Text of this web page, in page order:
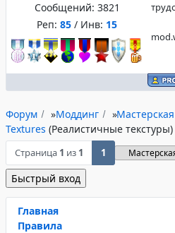
Сообщений: 3821
Реп: 85 / Инв: 15
Форум »Моддинг »Мастерская
Textures (Реалистичные текстуры)
Страница 1 из 1 1
Главная
Правила